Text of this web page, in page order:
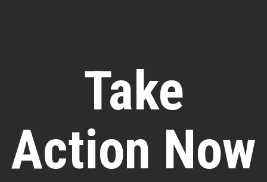
Take
Action Now